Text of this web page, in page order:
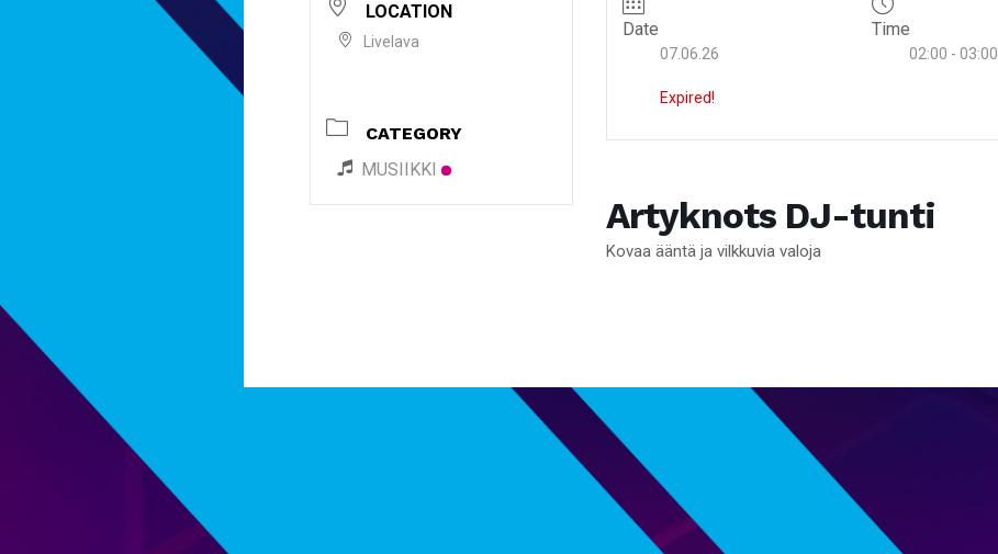
LOCATION
Livelava
CATEGORY
MUSIIKKI
Date
07.06.26
Expired!
Time
02:00 - 03:00
Artyknots DJ-tunti
Kovaa ääntä ja vilkkuvia valoja